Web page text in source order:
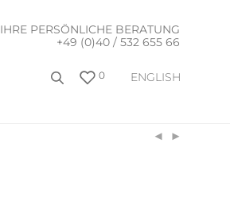
IHRE PERSÖNLICHE BERATUNG
+49 (0)40 / 532 655 66
ENGLISH
0